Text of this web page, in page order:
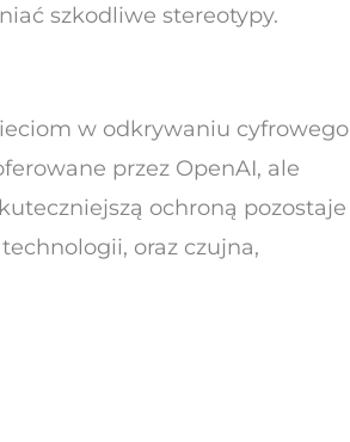
szkodliwe stereotypy.
w odkrywaniu cyfrowego
przez OpenAI, ale
ochroną pozostaje
oraz czujna,